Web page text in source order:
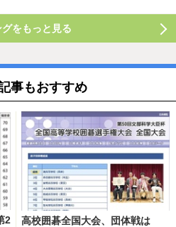
をもっと見る
事もおすすめ
2
高校囲碁全国大会、団体戦は